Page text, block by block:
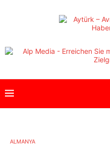
ALMANYA